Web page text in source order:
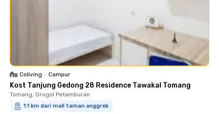
Coliving • Campur
Kost Tanjung Gedong 28 Residence Tawakal Tomang
Tomang, Grogol Petamburan
1.1 km dari mall taman anggrek